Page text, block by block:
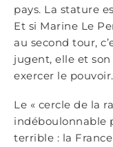
pays. La stature
Et si Marine Le
au second tour,
jugent, elle et
exercer le pouvoir.
Le « cercle de la
indéboulonnable
terrible : la